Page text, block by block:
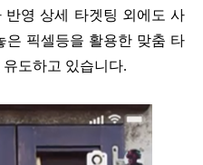
영 상세 타겟팅 외에도 사
은 픽셀등을 활용한 맞춤 타
도하고 있습니다.